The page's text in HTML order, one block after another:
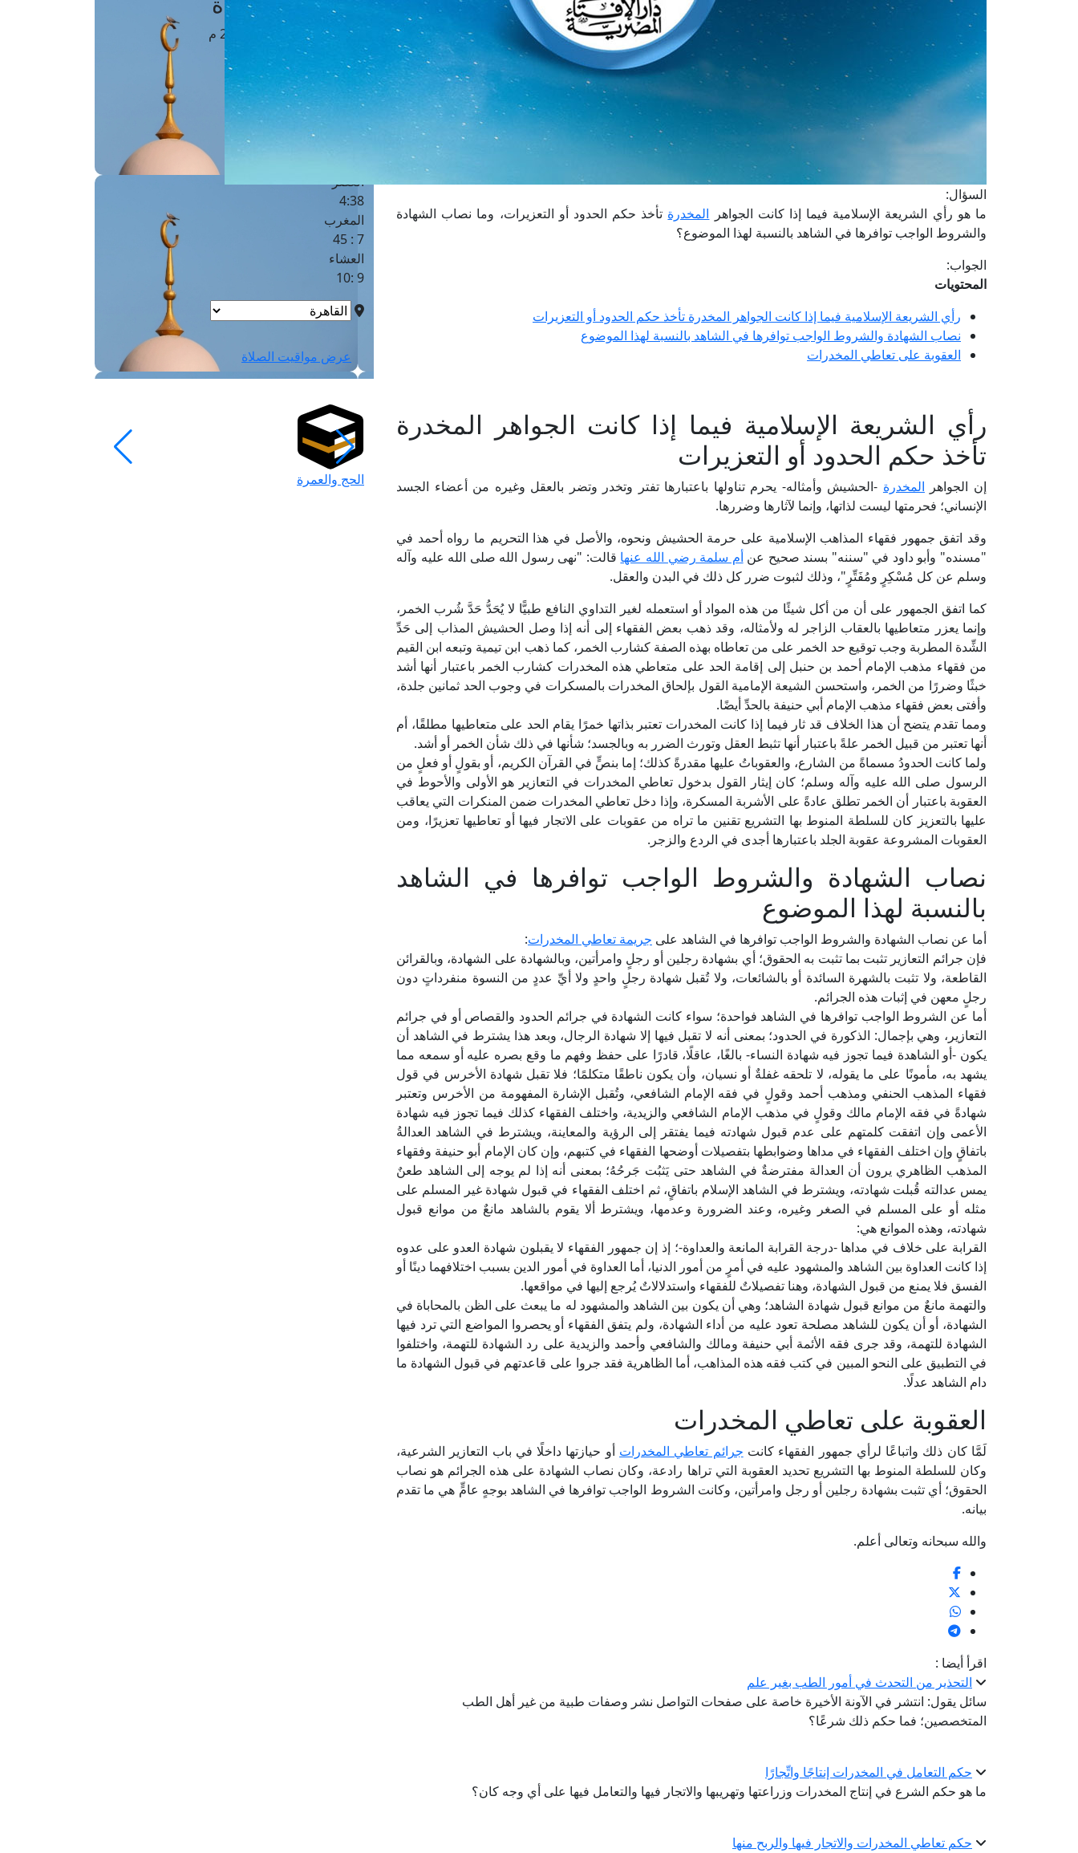
السؤال:
ما هو رأي الشريعة الإسلامية فيما إذا كانت الجواهر المخدرة تأخذ حكم الحدود أو التعزيرات، وما نصاب الشهادة
والشروط الواجب توافرها في الشاهد بالنسبة لهذا الموضوع؟
الجواب:
المحتويات
رأي الشريعة الإسلامية فيما إذا كانت الجواهر المخدرة تأخذ حكم الحدود أو التعزيرات
نصاب الشهادة والشروط الواجب توافرها في الشاهد بالنسبة لهذا الموضوع
العقوبة على تعاطي المخدرات
رأي الشريعة الإسلامية فيما إذا كانت الجواهر المخدرة
تأخذ حكم الحدود أو التعزيرات
إن الجواهر المخدرة -الحشيش وأمثاله- يحرم تناولها باعتبارها تفتر وتخدر وتضر بالعقل وغيره من أعضاء الجسد
الإنساني؛ فحرمتها ليست لذاتها، وإنما لآثارها وضررها.
وقد اتفق جمهور فقهاء المذاهب الإسلامية على حرمة الحشيش ونحوه، والأصل في هذا التحريم ما رواه أحمد في
"مسنده" وأبو داود في "سننه" بسند صحيح عنأم سلمة رضي الله عنها قالت: "نهى رسول الله صلى الله عليه وآله
وسلم عن كل مُسْكِرٍ ومُفَتِّرٍ"، وذلك لثبوت ضرر كل ذلك في البدن والعقل.
كما اتفق الجمهور على أن من أكل شيئًا من هذه المواد أو استعمله لغير التداوي النافع طبيًّا لا يُحَدُّ حَدَّ شُرب الخمر،
وإنما يعزر متعاطيها بالعقاب الزاجر له ولأمثاله، وقد ذهب بعض الفقهاء إلى أنه إذا وصل الحشيش المذاب إلى حَدِّ
الشِّدة المطربة وجب توقيع حد الخمر على من تعاطاه بهذه الصفة كشارب الخمر، كما ذهب ابن تيمية وتبعه ابن القيم
من فقهاء مذهب الإمام أحمد بن حنبل إلى إقامة الحد على متعاطي هذه المخدرات كشارب الخمر باعتبار أنها أشد
خبثًا وضررًا من الخمر، واستحسن الشيعة الإمامية القول بإلحاق المخدرات بالمسكرات في وجوب الحد ثمانين جلدة،
وأفتى بعض فقهاء مذهب الإمام أبي حنيفة بالحدِّ أيضًا.
ومما تقدم يتضح أن هذا الخلاف قد ثار فيما إذا كانت المخدرات تعتبر بذاتها خمرًا يقام الحد على متعاطيها مطلقًا، أم
أنها تعتبر من قبيل الخمر علةً باعتبار أنها تثبط العقل وتورث الضرر به وبالجسد؛ شأنها في ذلك شأن الخمر أو أشد.
ولما كانت الحدودُ مسماةً من الشارع، والعقوباتُ عليها مقدرةً كذلك؛ إما بنصٍّ في القرآن الكريم، أو بقولٍ أو فعلٍ من
الرسول صلى الله عليه وآله وسلم؛ كان إيثار القول بدخول تعاطي المخدرات في التعازير هو الأولى والأحوط في
العقوبة باعتبار أن الخمر تطلق عادةً على الأشربة المسكرة، وإذا دخل تعاطي المخدرات ضمن المنكرات التي يعاقب
عليها بالتعزيز كان للسلطة المنوط بها التشريع تقنين ما تراه من عقوبات على الاتجار فيها أو تعاطيها تعزيرًا، ومن
العقوبات المشروعة عقوبة الجلد باعتبارها أجدى في الردع والزجر.
نصاب الشهادة والشروط الواجب توافرها في الشاهد
بالنسبة لهذا الموضوع
أما عن نصاب الشهادة والشروط الواجب توافرها في الشاهد على جريمة تعاطي المخدرات:
فإن جرائم التعازير تثبت بما تثبت به الحقوق؛ أي بشهادة رجلين أو رجلٍ وامرأتين، وبالشهادة على الشهادة، وبالقرائن
القاطعة، ولا تثبت بالشهرة السائدة أو بالشائعات، ولا تُقبل شهادة رجلٍ واحدٍ ولا أيِّ عددٍ من النسوة منفرداتٍ دون
رجلٍ معهن في إثبات هذه الجرائم.
أما عن الشروط الواجب توافرها في الشاهد فواحدة؛ سواء كانت الشهادة في جرائم الحدود والقصاص أو في جرائم
التعازير، وهي بإجمال: الذكورة في الحدود؛ بمعنى أنه لا تقبل فيها إلا شهادة الرجال، وبعد هذا يشترط في الشاهد أن
يكون -أو الشاهدة فيما تجوز فيه شهادة النساء- بالغًا، عاقلًا، قادرًا على حفظ وفهم ما وقع بصره عليه أو سمعه مما
يشهد به، مأمونًا على ما يقوله، لا تلحقه غفلةٌ أو نسيان، وأن يكون ناطقًا متكلمًا؛ فلا تقبل شهادة الأخرس في قول
فقهاء المذهب الحنفي ومذهب أحمد وقولٍ في فقه الإمام الشافعي، وتُقبل الإشارة المفهومة من الأخرس وتعتبر
شهادةً في فقه الإمام مالك وقولٍ في مذهب الإمام الشافعي والزيدية، واختلف الفقهاء كذلك فيما تجوز فيه شهادة
الأعمى وإن اتفقت كلمتهم على عدم قبول شهادته فيما يفتقر إلى الرؤية والمعاينة، ويشترط في الشاهد العدالةُ
باتفاقٍ وإن اختلف الفقهاء في مداها وضوابطها بتفصيلات أوضحها الفقهاء في كتبهم، وإن كان الإمام أبو حنيفة وفقهاء
المذهب الظاهري يرون أن العدالة مفترضةٌ في الشاهد حتى يَثبُت جَرحُهُ؛ بمعنى أنه إذا لم يوجه إلى الشاهد طعنٌ
يمس عدالته قُبلت شهادته، ويشترط في الشاهد الإسلام باتفاقٍ، ثم اختلف الفقهاء في قبول شهادة غير المسلم على
مثله أو على المسلم في الصغر وغيره، وعند الضرورة وعدمها، ويشترط ألا يقوم بالشاهد مانعٌ من موانع قبول
شهادته، وهذه الموانع هي:
القرابة على خلاف في مداها -درجة القرابة المانعة والعداوة-؛ إذ إن جمهور الفقهاء لا يقبلون شهادة العدو على عدوه
إذا كانت العداوة بين الشاهد والمشهود عليه في أمرٍ من أمور الدنيا، أما العداوة في أمور الدين بسبب اختلافهما دينًا أو
الفسق فلا يمنع من قبول الشهادة، وهنا تفصيلاتٌ للفقهاء واستدلالاتٌ يُرجع إليها في مواقعها.
والتهمة مانعٌ من موانع قبول شهادة الشاهد؛ وهي أن يكون بين الشاهد والمشهود له ما يبعث على الظن بالمحاباة في
الشهادة، أو أن يكون للشاهد مصلحة تعود عليه من أداء الشهادة، ولم يتفق الفقهاء أو يحصروا المواضع التي ترد فيها
الشهادة للتهمة، وقد جرى فقه الأئمة أبي حنيفة ومالك والشافعي وأحمد والزيدية على رد الشهادة للتهمة، واختلفوا
في التطبيق على النحو المبين في كتب فقه هذه المذاهب، أما الظاهرية فقد جروا على قاعدتهم في قبول الشهادة ما
دام الشاهد عدلًا.
العقوبة على تعاطي المخدرات
لَمَّا كان ذلك واتباعًا لرأي جمهور الفقهاء كانت جرائم تعاطي المخدرات أو حيازتها داخلًا في باب التعازير الشرعية،
وكان للسلطة المنوط بها التشريع تحديد العقوبة التي تراها رادعة، وكان نصاب الشهادة على هذه الجرائم هو نصاب
الحقوق؛ أي تثبت بشهادة رجلين أو رجل وامرأتين، وكانت الشروط الواجب توافرها في الشاهد بوجهٍ عامٍّ هي ما تقدم
بيانه.
والله سبحانه وتعالى أعلم.
اقرأ أيضا :
التحذير من التحدث في أمور الطب بغير علم
سائل يقول: انتشر في الآونة الأخيرة خاصة على صفحات التواصل نشر وصفات طبية من غير أهل الطب
المتخصصين؛ فما حكم ذلك شرعًا؟
حكم التعامل في المخدرات إنتاجًا واتِّجارًا
ما هو حكم الشرع في إنتاج المخدرات وزراعتها وتهريبها والاتجار فيها والتعامل فيها على أي وجه كان؟
حكم تعاطي المخدرات والاتجار فيها والربح منها
القاهرة · 06 أغسطس 2026 م
الفجر
4 :40
الشروق
العصر
4:38
المغرب
7 : 45
العشاء
9 :10
عرض مواقيت الصلاة
الحج والعمرة